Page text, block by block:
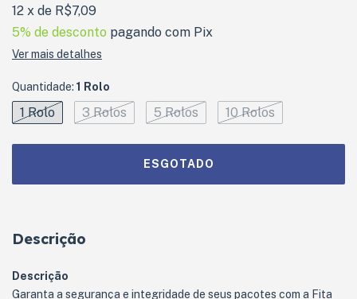
12 x de R$7,09
5% de desconto pagando com Pix
Ver mais detalhes
Quantidade: 1 Rolo
1 Rolo 3 Rolos 5 Rolos 10 Rolos
Descrição
Descrição
Garanta a segurança e integridade de seus pacotes com a Fita